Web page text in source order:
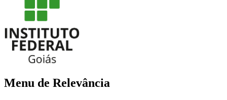
Menu de Relevância